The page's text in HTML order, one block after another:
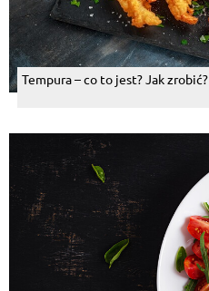
Tempura – co to jest? Jak zrobić?